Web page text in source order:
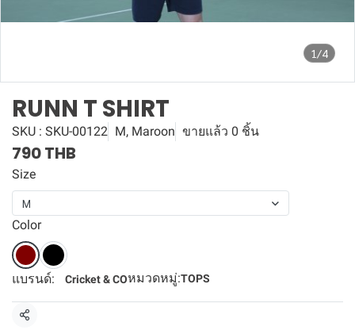
1/4
RUNN T SHIRT
SKU : SKU-00122 M, Maroon ขายแล้ว 0 ชิ้น
790 THB
Size
M
Color
แบรนด์: Cricket & COหมวดหมู่:TOPS
แชร์